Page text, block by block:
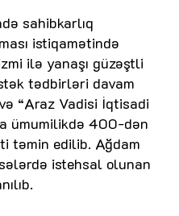
sahibkarlıq
istiqamətində
ilə yanaşı güzəştli
tədbirləri davam
“Araz Vadisi İqtisadi
ümumilikdə 400-dən
təmin edilib. Ağdam
istehsal olunan